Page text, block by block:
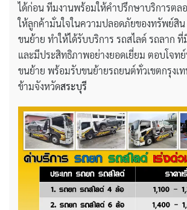
ได้ก่อน ทีมงานพร้อมให้คำปรึกษาบริการตล
ให้ลูกค้ามั่นใจในความปลอดภัยของทรัพย์สิ
ขนย้าย ทำให้ได้รับบริการ รถสไลด์ รถลาก
และมีประสิทธิภาพอย่างยอดเยี่ยม ตอบโจท
ขนย้าย พร้อมรับขนย้ายรถยนต์ทั่วเขตกรุงเ
ข้ามจังหวัดสระบุรี